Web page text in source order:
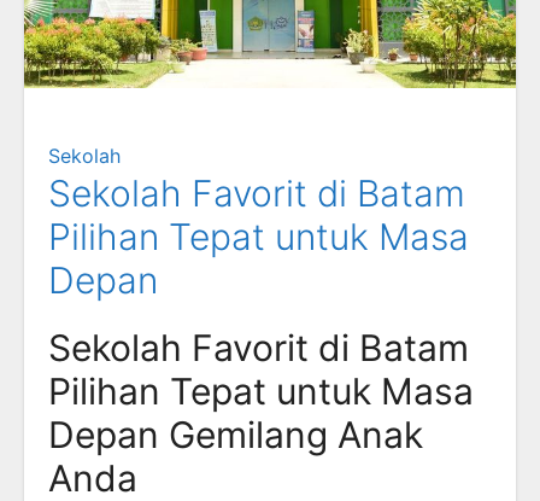
Sekolah
Sekolah Favorit di Batam
Pilihan Tepat untuk Masa
Depan
Sekolah Favorit di Batam
Pilihan Tepat untuk Masa
Depan Gemilang Anak
Anda